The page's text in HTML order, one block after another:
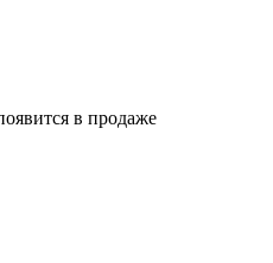
в продаже